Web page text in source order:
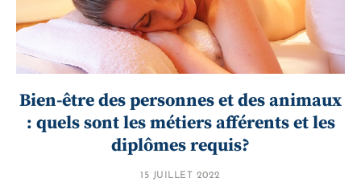
Bien-être des personnes et des animaux
: quels sont les métiers afférents et les
diplômes requis?
15 JUILLET 2022